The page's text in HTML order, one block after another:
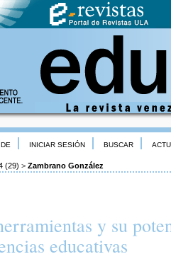
INICIAR SESIÓN BUSCAR
(29) > Zambrano González
y su
educativas